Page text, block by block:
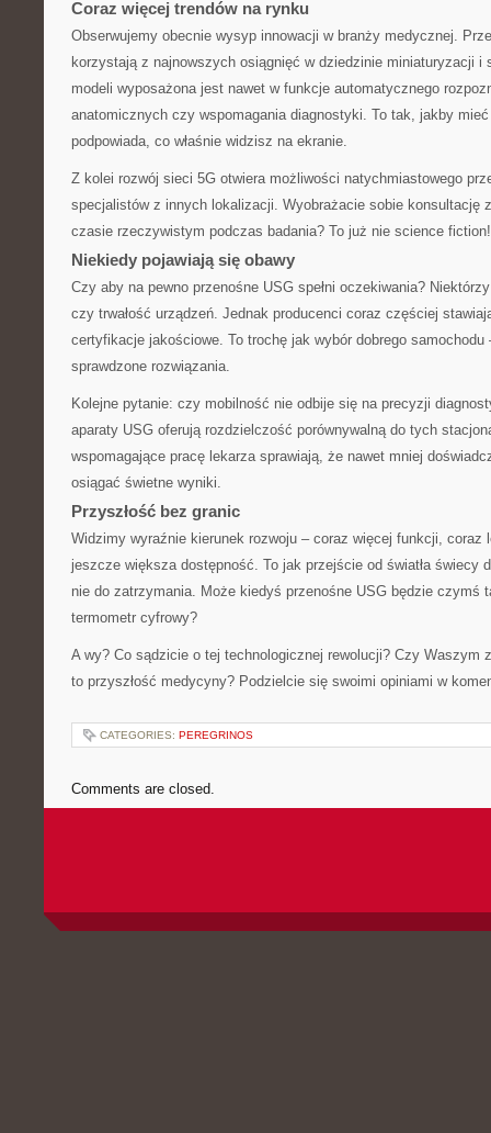
Coraz więcej trendów na rynku
Obserwujemy obecnie wysyp innowacji w branży medycznej.
korzystają z najnowszych osiągnięć w dziedzinie miniaturyzacji i
modeli wyposażona jest nawet w funkcje automatycznego
anatomicznych czy wspomagania diagnostyki. To tak, jakby
podpowiada, co właśnie widzisz na ekranie.
Z kolei rozwój sieci 5G otwiera możliwości natychmiastowego
specjalistów z innych lokalizacji. Wyobrażacie sobie konsultację
czasie rzeczywistym podczas badania? To już nie science fiction!
Niekiedy pojawiają się obawy
Czy aby na pewno przenośne USG spełni oczekiwania?
czy trwałość urządzeń. Jednak producenci coraz częściej
certyfikacje jakościowe. To trochę jak wybór dobrego samochodu
sprawdzone rozwiązania.
Kolejne pytanie: czy mobilność nie odbije się na precyzji
aparaty USG oferują rozdzielczość porównywalną do tych
wspomagające pracę lekarza sprawiają, że nawet mniej
osiągać świetne wyniki.
Przyszłość bez granic
Widzimy wyraźnie kierunek rozwoju – coraz więcej funkcji, coraz
jeszcze większa dostępność. To jak przejście od światła świecy
nie do zatrzymania. Może kiedyś przenośne USG będzie czymś
termometr cyfrowy?
A wy? Co sądzicie o tej technologicznej rewolucji? Czy Waszym
to przyszłość medycyny? Podzielcie się swoimi opiniami w
CATEGORIES: PEREGRINOS
Comments are closed.